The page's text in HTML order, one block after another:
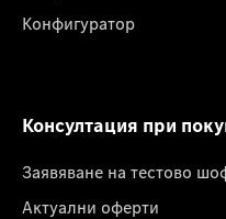
Конфигуратор
Консултация при
Заявяване на тестово
Актуални оферти